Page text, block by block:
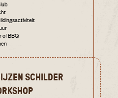
of BBQ
SCHILDER